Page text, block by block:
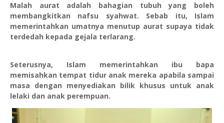
Malah aurat adalah bahagian tubuh yang boleh
membangkitkan nafsu syahwat. Sebab itu, Islam
memerintahkan umatnya menutup aurat supaya tidak
terdedah kepada gejala terlarang.
Seterusnya, Islam memerintahkan ibu bapa
memisahkan tempat tidur anak mereka apabila sampai
masa dengan menyediakan bilik khusus untuk anak
lelaki dan anak perempuan.